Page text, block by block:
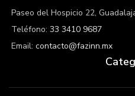
Paseo del Hospicio 22,
Teléfono: 33 3410 9687
Email: contacto@fazinn.mx